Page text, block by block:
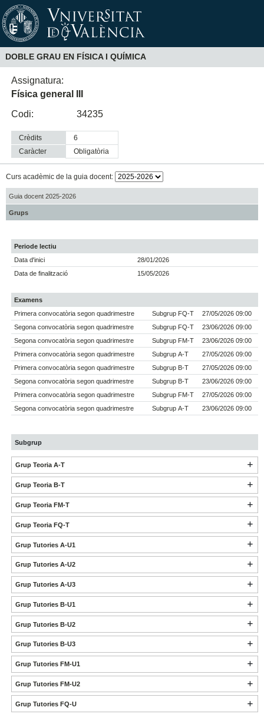
DOBLE GRAU EN FÍSICA I QUÍMICA
Assignatura:
Física general III
Codi:
34235
Crèdits
6
Caràcter
obligatòria
Curs acadèmic de la guia docent:
Guia docent 2025-2026
Grups
Periode lectiu
Data d'inici
28/01/2026
Data de finalització
15/05/2026
Examens
Primera convocatòria segon quadrimestre
Subgrup FQ-T
27/05/2026 09:00
Segona convocatòria segon quadrimestre
Subgrup FQ-T
23/06/2026 09:00
Segona convocatòria segon quadrimestre
Subgrup FM-T
23/06/2026 09:00
Primera convocatòria segon quadrimestre
Subgrup A-T
27/05/2026 09:00
Primera convocatòria segon quadrimestre
Subgrup B-T
27/05/2026 09:00
Segona convocatòria segon quadrimestre
Subgrup B-T
23/06/2026 09:00
Primera convocatòria segon quadrimestre
Subgrup FM-T
27/05/2026 09:00
Segona convocatòria segon quadrimestre
Subgrup A-T 23/06/2026 09:00
Subgrup
Grup Teoria A-T
Grup Teoria B-T
Grup Teoria FM-T
Grup Teoria FQ-T
Grup Tutories A-U1
Grup Tutories A-U2
Grup Tutories A-U3
Grup Tutories B-U1
Grup Tutories B-U2
Grup Tutories B-U3
Grup Tutories FM-U1
Grup Tutories FM-U2
Grup Tutories FQ-U